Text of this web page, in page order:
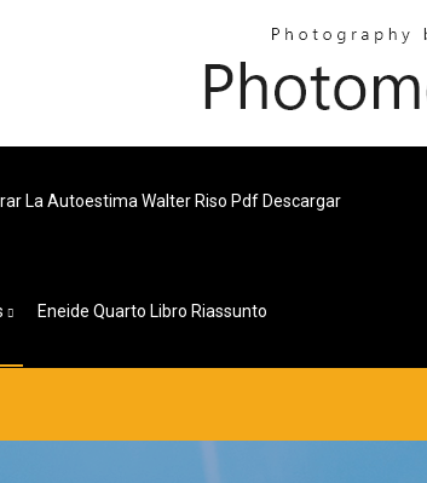
La Autoestima Walter Riso Pdf Descargar
Eneide Quarto Libro Riassunto